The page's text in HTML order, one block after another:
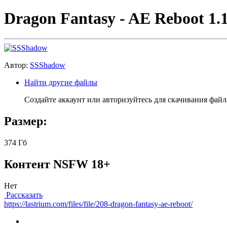
Dragon Fantasy - AE Reboot
Автор: SSShadow
Найти другие файлы
Создайте аккаунт или авторизуйтесь для скачивания
Размер:
374 Гб
Контент NSFW 18+
Нет
Рассказать
https://lastrium.com/files/file/208-dragon-fantasy-ae-reboot/